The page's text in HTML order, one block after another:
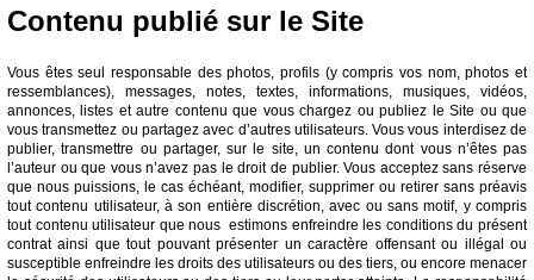
Contenu publié sur le Site
Vous êtes seul responsable des photos, profils (y compris vos nom, photos et
ressemblances), messages, notes, textes, informations, musiques, vidéos,
annonces, listes et autre contenu que vous chargez ou publiez le Site ou que
vous transmettez ou partagez avec d’autres utilisateurs. Vous vous interdisez de
publier, transmettre ou partager, sur le site, un contenu dont vous n’êtes pas
l’auteur ou que vous n’avez pas le droit de publier. Vous acceptez sans réserve
que nous puissions, le cas échéant, modifier, supprimer ou retirer sans préavis
tout contenu utilisateur, à son entière discrétion, avec ou sans motif, y compris
tout contenu utilisateur que nous estimons enfreindre les conditions du présent
contrat ainsi que tout pouvant présenter un caractère offensant ou illégal ou
susceptible enfreindre les droits des utilisateurs ou des tiers, ou encore menacer